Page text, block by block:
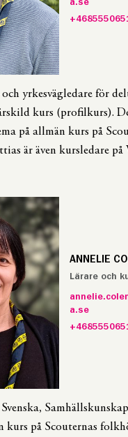
a.se
yrkesvägledare för
kurs (profilkurs).
på allmän kurs på
är även kursledare
ANNELIE
Lärare och
a.se
kurs på Scouternas